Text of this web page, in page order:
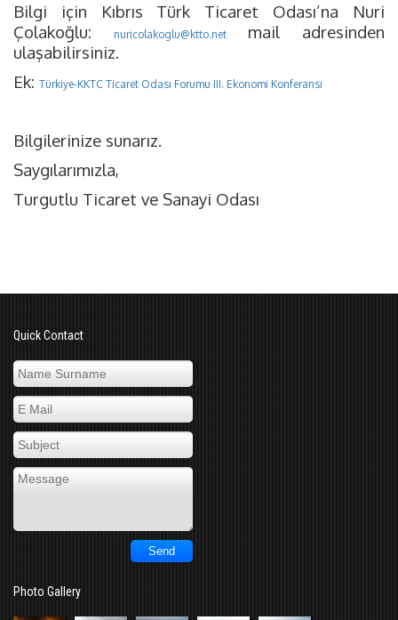
Bilgi için Kıbrıs Türk Ticaret Odası’na Nuri
Çolakoğlu:
nuricolakoglu@ktto.netmail adresinden
ulaşabilirsiniz.
Ek: Türkiye-KKTC Ticaret Odası Forumu III. Ekonomi Konferansı
Bilgilerinize sunarız.
Saygılarımızla,
Turgutlu Ticaret ve Sanayi Odası
Quick Contact
Photo Gallery